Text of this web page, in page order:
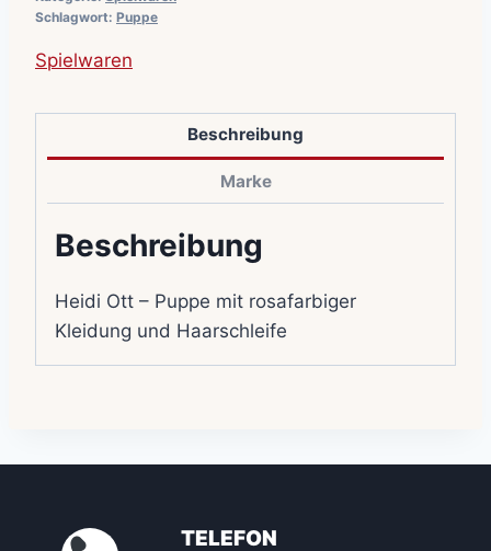
Schlagwort: Puppe
Spielwaren
Beschreibung
Marke
Beschreibung
Heidi Ott – Puppe mit rosafarbiger
Kleidung und Haarschleife
TELEFON